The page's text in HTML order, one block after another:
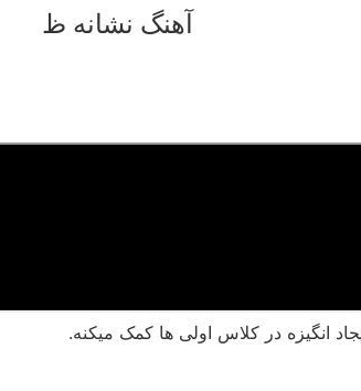
آهنگ نشانه ظ
انگیزه در کلاس اولی ها کمک میکنه.